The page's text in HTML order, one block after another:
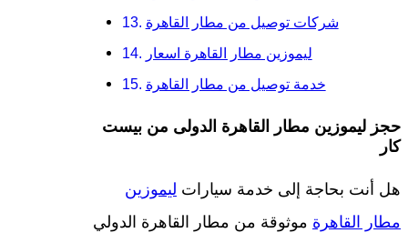
شركات توصيل من مطار القاهرة
ليموزين مطار القاهرة اسعار
خدمة توصيل من مطار القاهرة
حجز ليموزين مطار القاهرة الدولى من بيست
كار
هل أنت بحاجة إلى خدمة سيارات ليموزين
مطار القاهرة موثوقة من مطار القاهرة الدولي